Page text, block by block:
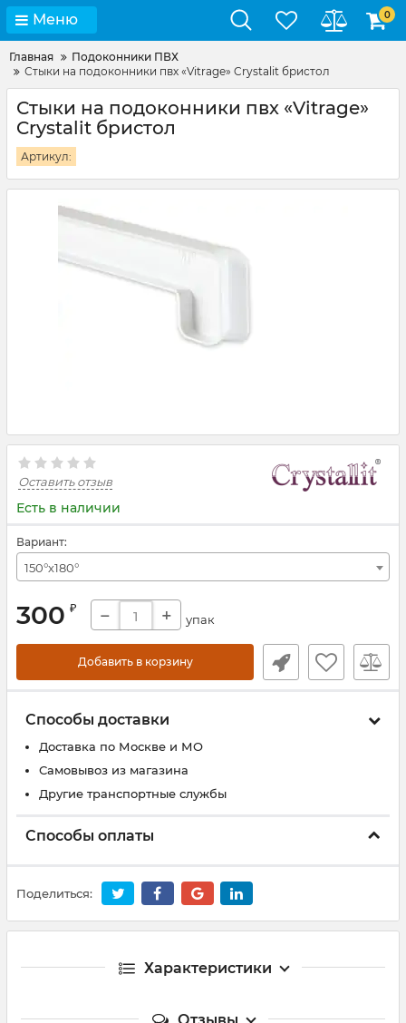
Меню 0
Главная
Подоконники ПВХ
Стыки на подоконники пвх «Vitrage» Crystalit бристол
Стыки на подоконники пвх «Vitrage»
Crystalit бристол
Артикул:
Оставить отзыв
Есть в наличии
Вариант:
150°х180°
300 ₽ − + упак
Добавить в корзину
Способы доставки
Доставка по Москве и МО
Самовывоз из магазина
Другие транспортные службы
Способы оплаты
Поделиться:
Характеристики